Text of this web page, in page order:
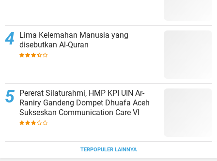
Lima Kelemahan Manusia yang
disebutkan Al-Quran
Pererat Silaturahmi, HMP KPI UIN Ar-
Raniry Gandeng Dompet Dhuafa Aceh
Sukseskan Communication Care VI
TERPOPULER LAINNYA